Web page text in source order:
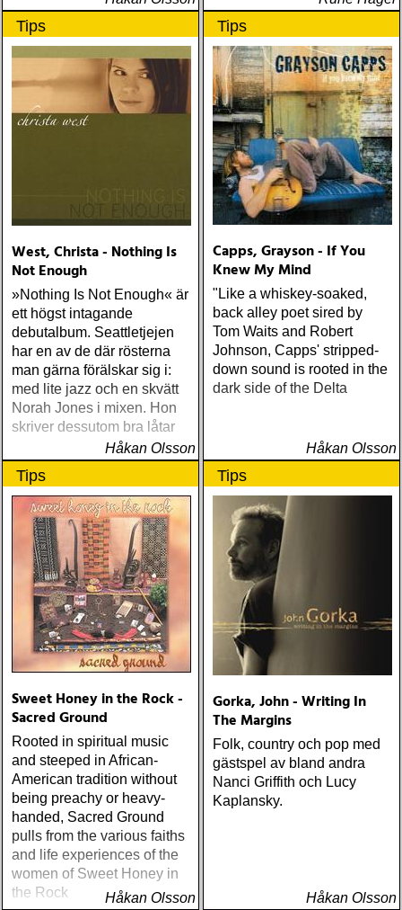
Tips
West, Christa - Nothing Is
Not Enough
»Nothing Is Not Enough« är
ett högst intagande
debutalbum. Seattletjejen
har en av de där rösterna
man gärna förälskar sig i:
med lite jazz och en skvätt
Norah Jones i mixen. Hon
skriver dessutom bra låtar
Håkan Olsson
Tips
Capps, Grayson - If You
Knew My Mind
"Like a whiskey-soaked,
back alley poet sired by
Tom Waits and Robert
Johnson, Capps' stripped-
down sound is rooted in the
dark side of the Delta
Håkan Olsson
Tips
Sweet Honey in the Rock -
Sacred Ground
Rooted in spiritual music
and steeped in African-
American tradition without
being preachy or heavy-
handed, Sacred Ground
pulls from the various faiths
and life experiences of the
women of Sweet Honey in
the Rock
Håkan Olsson
Tips
Gorka, John - Writing In
The Margins
Folk, country och pop med
gästspel av bland andra
Nanci Griffith och Lucy
Kaplansky.
Håkan Olsson